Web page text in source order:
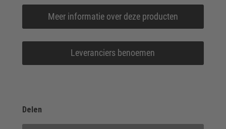
Meer informatie over deze producten
Leveranciers benoemen
Delen